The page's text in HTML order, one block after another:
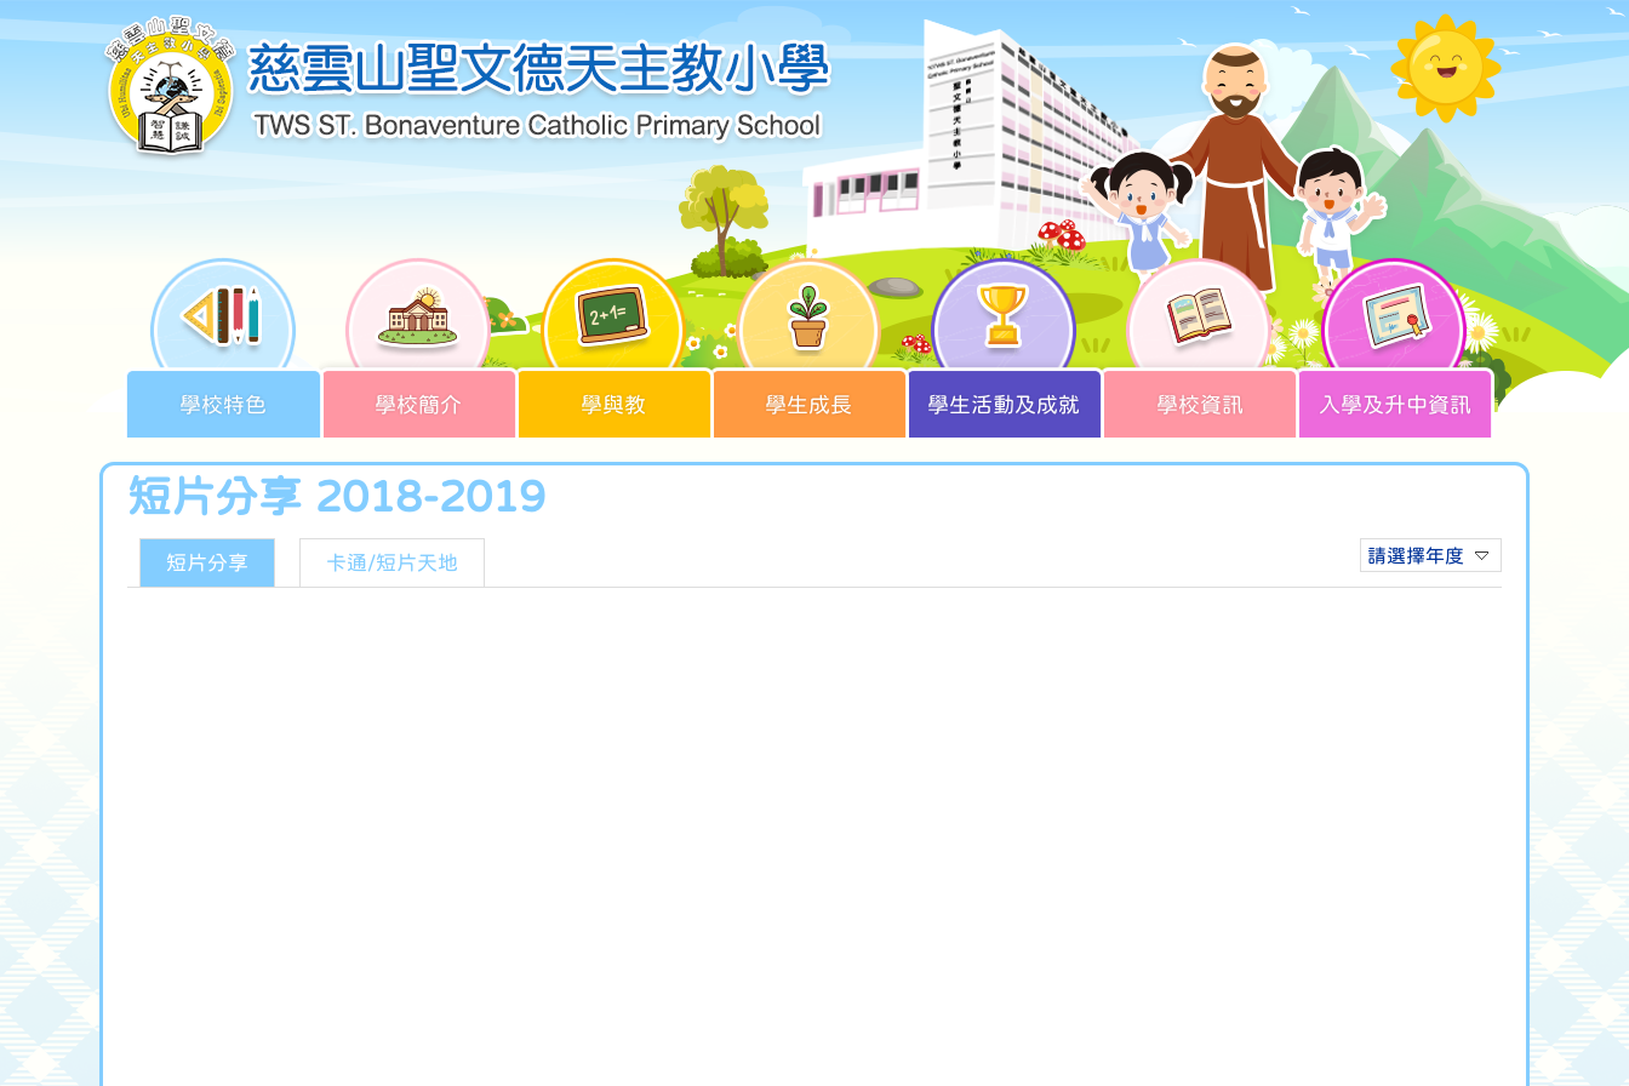
學校特色 學校簡介 學與教 學生成長 學生活動及成就 學校資訊 入學及升中資訊
短片分享 2018-2019
請選擇年度
短片分享 卡通/短片天地